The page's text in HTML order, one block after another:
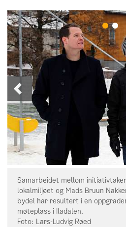
Samarbeidet mellom
lokalmiljøet og Mads Bruun
bydel har resultert i en
møteplass i Iladalen.
Foto: Lars-Ludvig Røed
Neste
bilde